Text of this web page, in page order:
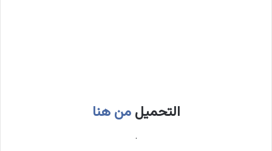
التحميلمن هنا
.